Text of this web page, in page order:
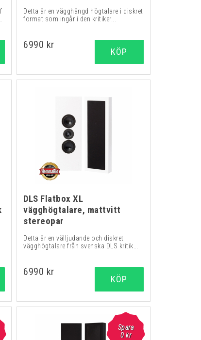
Detta är en vägghängd högtalare i diskret
format som ingår i den kritiker...
6990 kr
KÖP
DLS Flatbox XL
vägghögtalare, mattvitt
stereopar
Detta är en välljudande och diskret
vägghögtalare från svenska DLS kritik...
6990 kr
KÖP
Spara
0 kr